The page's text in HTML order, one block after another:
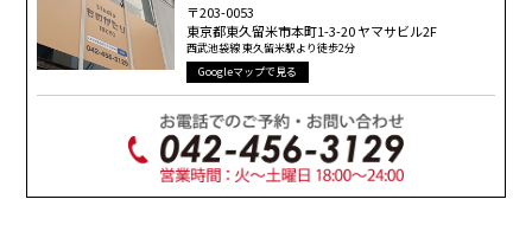
〒203-0053
東京都東久留米市本町1-3-20 ヤマサビル2F
西武池袋線 東久留米駅より徒歩2分
Googleマップで見る